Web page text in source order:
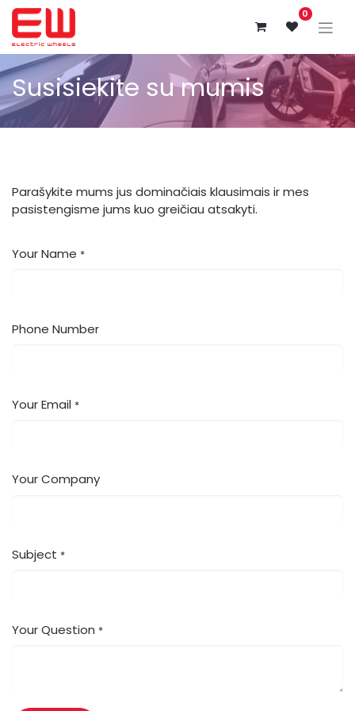
0
Susisiekite su mumis
Parašykite mums jus dominačiais klausimais ir mes
pasistengisme jums kuo greičiau atsakyti.
Your Name *
Phone Number
Your Email *
Your Company
Subject *
Your Question *